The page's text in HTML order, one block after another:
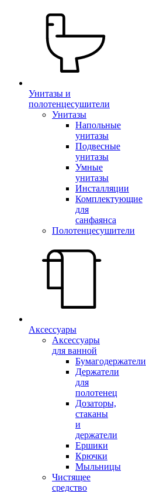
Унитазы и
полотенцесушители
Унитазы
Напольные
унитазы
Подвесные
унитазы
Умные
унитазы
Инсталляции
Комплектующие
для
санфаянса
Полотенцесушители
Аксессуары
Аксессуары
для ванной
Бумагодержатели
Держатели
для
полотенец
Дозаторы,
стаканы
и
держатели
Ершики
Крючки
Мыльницы
Чистящее
средство